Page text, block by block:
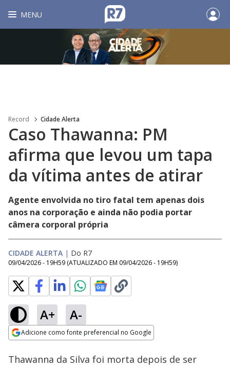
MENU
Record Cidade Alerta
Caso Thawanna: PM
afirma que levou um tapa
da vítima antes de atirar
Agente envolvida no tiro fatal tem apenas dois
anos na corporação e ainda não podia portar
câmera corporal própria
CIDADE ALERTA | Do R7
09/04/2026 - 19H59 (ATUALIZADO EM 09/04/2026 - 19H59)
A+ A-
Adicione como fonte preferencial no Google
Ativar
Loaded:
7.24%
Thawanna da Silva foi morta depois de ser